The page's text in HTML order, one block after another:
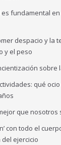
fundamental
despacio y la
y el peso
sobre
qué
que nosotros
con todo el
ejercicio